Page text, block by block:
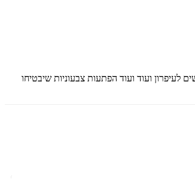
לעיפרון ועוד ועוד הפתעות צבעוניות שיבטיחו